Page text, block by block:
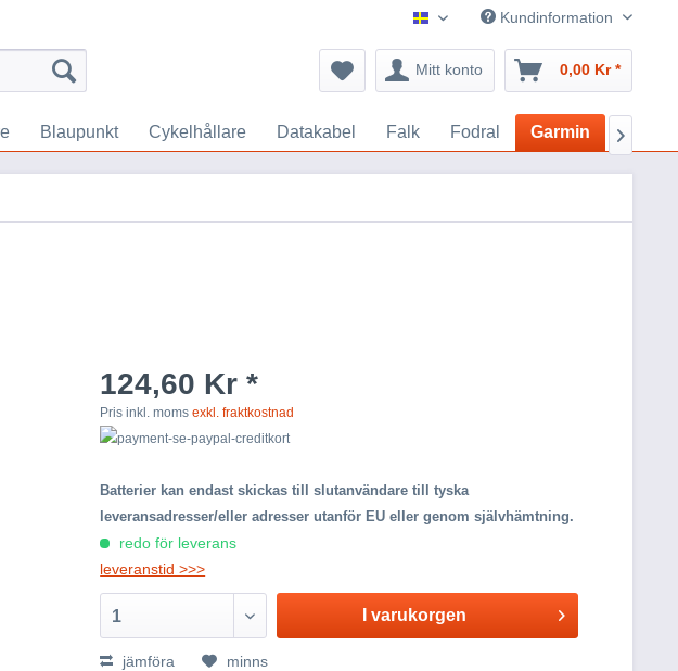
GPS TillbehörKundinformation
Mitt konto 0,00 Kr *
Blaupunkt Cykelhållare Datakabel Falk Fodral Garmin GoPro

124,60 Kr *
Pris inkl. momsexkl. fraktkostnad
Batterier kan endast skickas till slutanvändare till tyska
leveransadresser/eller adresser utanför EU eller genom självhämtning.
redo för leverans
leveranstid >>>
1 I varukorgen
jämföra minns